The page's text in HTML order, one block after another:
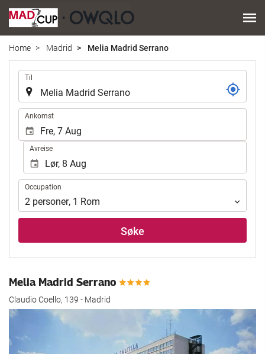
Home Madrid Melia Madrid Serrano
Til
Ankomst
Avreise
Occupation
Occupation
2 personer, 1 Rom
Søke
Melia Madrid Serrano
Claudio Coello, 139 - Madrid